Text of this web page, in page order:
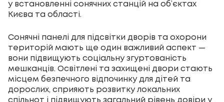
у встановленні сонячних станцій на об’єктах
Києва та області.
Сонячні панелі для підсвітки дворів та охорони
територій мають ще один важливий аспект —
вони підвищують соціальну згуртованість
мешканців. Освітлені та захищені двори стають
місцем безпечного відпочинку для дітей та
дорослих, сприяють розвитку локальних
спільнот і підвищують загальний рівень довіри у